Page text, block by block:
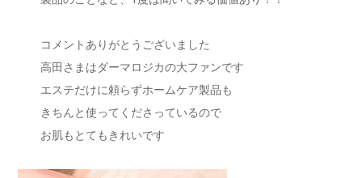
コメントありがとうございました
高田さまはダーマロジカの大ファンです
エステだけに頼らずホームケア製品も
きちんと使ってくださっているので
お肌もとてもきれいです